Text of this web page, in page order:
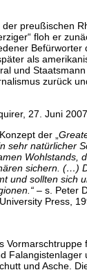
preußischen
floh er
als
und
zurück
27. Juni
der „
sehr
sichern.
und sollten
– s. Peter
Press,
Vormarschtruppe
und Asche.